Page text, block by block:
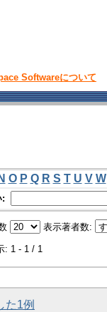
Softwareについて
N O P Q R S T U V W
:
表示著者数:
: 1 - 1 / 1
た1例